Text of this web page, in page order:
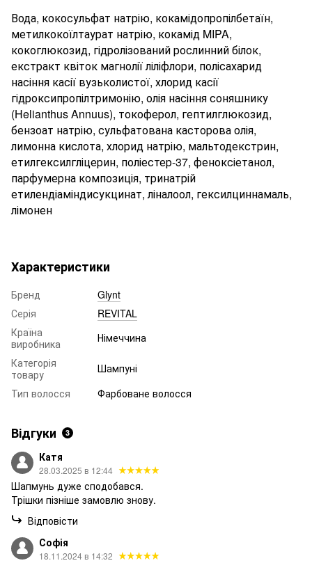
Вода, кокосульфат натрію, кокамідопропілбетаїн,
метилкокоїлтаурат натрію, кокамід MIPA,
кокоглюкозид, гідролізований рослинний білок,
екстракт квіток магнолії ліліфлори, полісахарид
насіння касії вузьколистої, хлорид касії
гідроксипропілтримонію, олія насіння соняшнику
(Helianthus Annuus), токоферол, гептилглюкозид,
бензоат натрію, сульфатована касторова олія,
лимонна кислота, хлорид натрію, мальтодекстрин,
етилгексилгліцерин, поліестер-37, феноксіетанол,
парфумерна композиція, тринатрій
етилендіаміндисукцинат, ліналоол, гексилциннамаль,
лімонен
Характеристики
Бренд
Glynt
Серія
REVITAL
Країна
виробника
Німеччина
Категорія
товару
Шампуні
Тип волосся
Фарбоване волосся
Відгуки 3
Катя
28.03.2025 в 12:44
Шапмунь дуже сподобався.
Трішки пізніше замовлю знову.
Відповісти
Софія
18.11.2024 в 14:32